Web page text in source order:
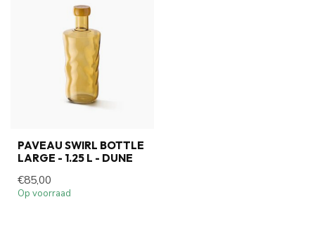
PAVEAU SWIRL BOTTLE
LARGE - 1.25 L - DUNE
€85,00
Op voorraad